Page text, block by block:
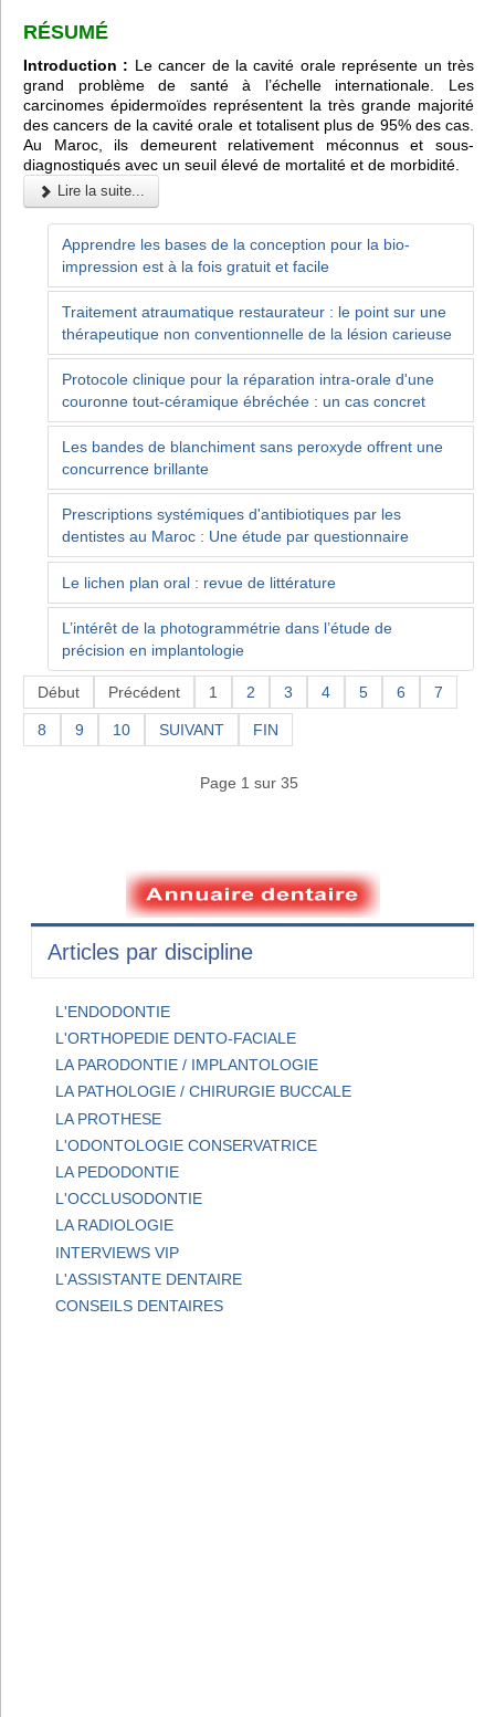
RÉSUMÉ
Introduction : Le cancer de la cavité orale représente un très
grand problème de santé à l’échelle internationale. Les
carcinomes épidermoïdes représentent la très grande majorité
des cancers de la cavité orale et totalisent plus de 95% des cas.
Au Maroc, ils demeurent relativement méconnus et sous-
diagnostiqués avec un seuil élevé de mortalité et de morbidité.
Lire la suite...
Apprendre les bases de la conception pour la bio-
impression est à la fois gratuit et facile
Traitement atraumatique restaurateur : le point sur une
thérapeutique non conventionnelle de la lésion carieuse
Protocole clinique pour la réparation intra-orale d'une
couronne tout-céramique ébréchée : un cas concret
Les bandes de blanchiment sans peroxyde offrent une
concurrence brillante
Prescriptions systémiques d'antibiotiques par les
dentistes au Maroc : Une étude par questionnaire
Le lichen plan oral : revue de littérature
L’intérêt de la photogrammétrie dans l’étude de
précision en implantologie
Début Précédent 1 2 3 4 5 6 7
8 9 10 SUIVANT FIN
Page 1 sur 35
Articles par discipline
L'ENDODONTIE
L'ORTHOPEDIE DENTO-FACIALE
LA PARODONTIE / IMPLANTOLOGIE
LA PATHOLOGIE / CHIRURGIE BUCCALE
LA PROTHESE
L'ODONTOLOGIE CONSERVATRICE
LA PEDODONTIE
L'OCCLUSODONTIE
LA RADIOLOGIE
INTERVIEWS VIP
L'ASSISTANTE DENTAIRE
CONSEILS DENTAIRES